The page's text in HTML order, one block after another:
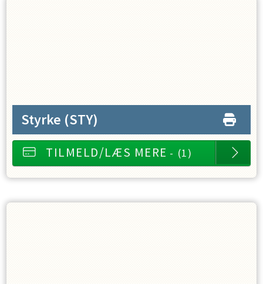
Styrke (STY)
TILMELD/LÆS MERE - (1)